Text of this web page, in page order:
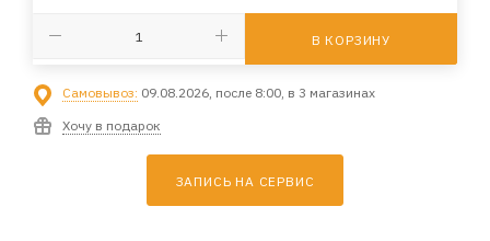
В КОРЗИНУ
Самовывоз: 09.08.2026, после 8:00, в 3 магазинах
Хочу в подарок
ЗАПИСЬ НА СЕРВИС